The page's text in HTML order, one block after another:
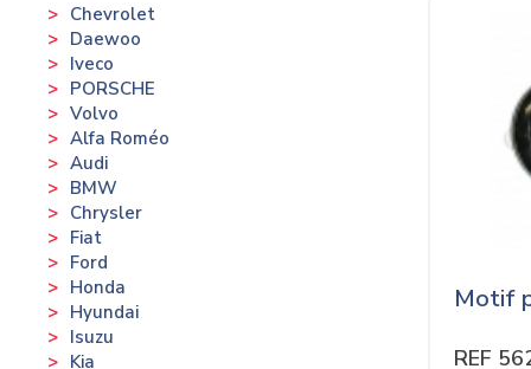
Chevrolet
Daewoo
Iveco
PORSCHE
Volvo
Alfa Roméo
Audi
BMW
Chrysler
Fiat
Ford
Honda
Hyundai
Isuzu
Kia
Motif
REF